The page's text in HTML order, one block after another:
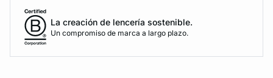
La creación de lencería sostenible.
Un compromiso de marca a largo plazo.